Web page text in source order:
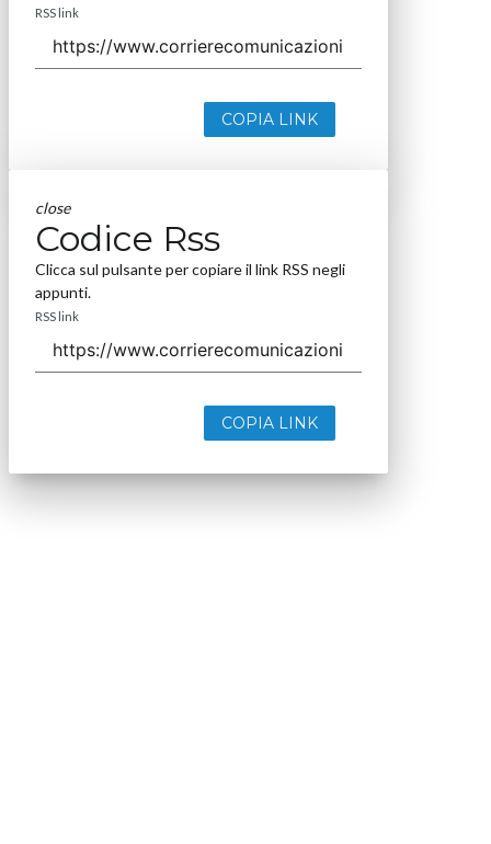
RSS link
COPIA LINK
close
Codice Rss
Clicca sul pulsante per copiare il link RSS negli
appunti.
RSS link
COPIA LINK